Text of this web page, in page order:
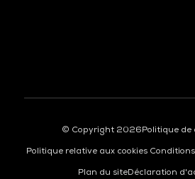
© Copyright 2026Politique
Politique relative aux cookies
Plan du siteDéclaration